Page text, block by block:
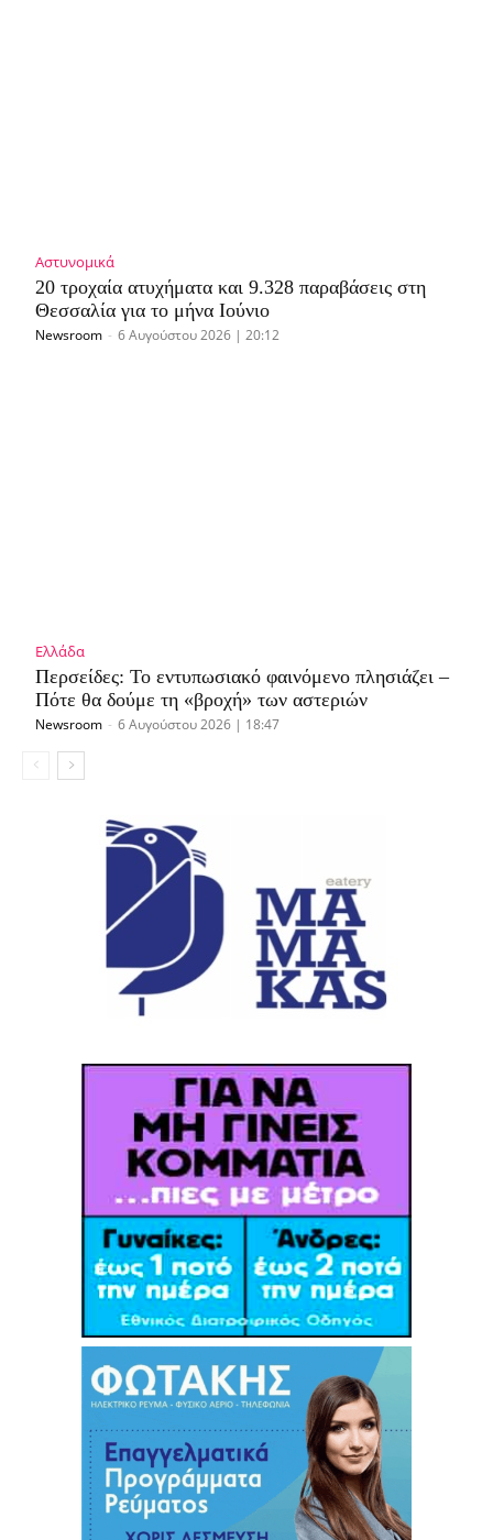
Αστυνομικά
20 τροχαία ατυχήματα και 9.328 παραβάσεις στη
Θεσσαλία για το μήνα Ιούνιο
Newsroom - 6 Αυγούστου 2026 | 20:12
Ελλάδα
Περσείδες: Το εντυπωσιακό φαινόμενο πλησιάζει –
Πότε θα δούμε τη «βροχή» των αστεριών
Newsroom - 6 Αυγούστου 2026 | 18:47